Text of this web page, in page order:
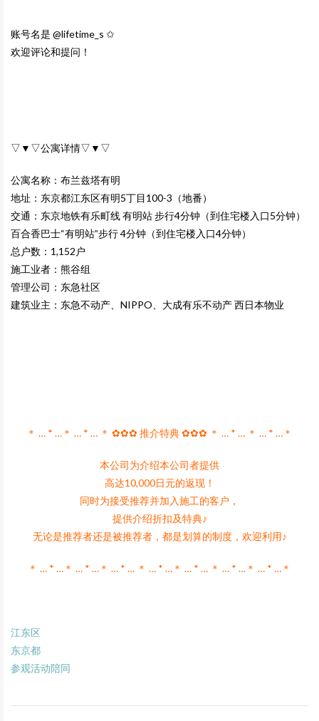
账号名是 @lifetime_s ✩
欢迎评论和提问！
▽▼▽公寓详情▽▼▽
公寓名称：布兰兹塔有明
地址：东京都江东区有明5丁目100-3（地番）
交通：东京地铁有乐町线 有明站 步行4分钟（到住宅楼入口5分钟）
百合香巴士“有明站”步行 4分钟（到住宅楼入口4分钟）
总户数：1,152户
施工业者：熊谷组
管理公司：东急社区
建筑业主：东急不动产、NIPPO、大成有乐不动产 西日本物业
＊ … * …＊ … * … ＊ ✿✿✿ 推介特典 ✿✿✿ ＊ … * … ＊ … * …＊
本公司为介绍本公司者提供
高达10,000日元的返现！
同时为接受推荐并加入施工的客户，
提供介绍折扣及特典♪
无论是推荐者还是被推荐者，都是划算的制度，欢迎利用♪
＊ … * …＊ … * …＊ … * … ＊ … * …＊ … * … ＊ … * …＊ … * …＊
江东区
东京都
参观活动陪同